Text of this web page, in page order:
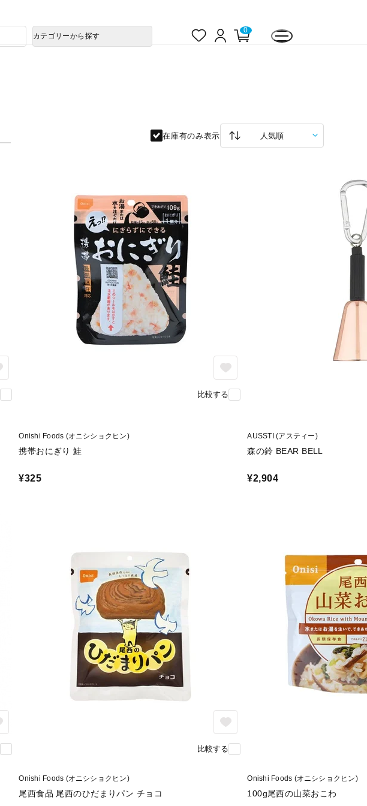
ロ
0
カテゴリーから探す
在庫有のみ表示
比較する
Onishi Foods (オニシショクヒン)
携帯おにぎり 鮭
¥325
AUSSTI (アスティー)
森の鈴 BEAR BELL
¥2,904
比較する
Onishi Foods (オニシショクヒン)
尾西食品 尾西のひだまりパン チョコ
Onishi Foods (オニシショクヒン)
100g尾西の山菜おこわ